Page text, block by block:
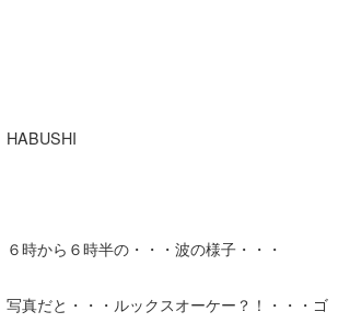
HABUSHI
６時から６時半の・・・波の様子・・・
写真だと・・・ルックスオーケー？！・・・ゴ